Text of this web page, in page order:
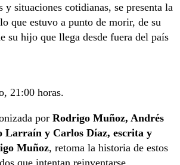
y situaciones cotidianas, se presenta la
que estuvo a punto de morir, de su
su hijo que llega desde fuera del país
21:00 horas.
por Rodrigo Muñoz, Andrés
Larraín y Carlos Díaz, escrita y
Muñoz, retoma la historia de estos
que intentan reinventarse.